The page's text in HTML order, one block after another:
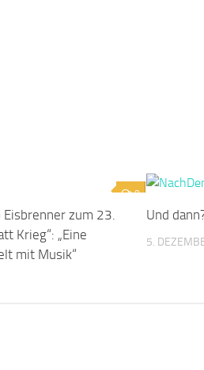
0
zum 23.
Krieg“: „Eine
mit Musik“
Und
5.